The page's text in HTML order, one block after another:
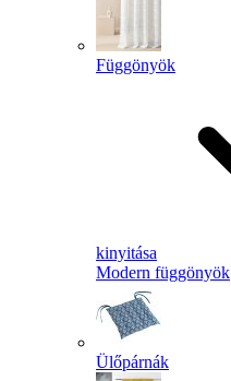
Függönyök
kinyitása
Modern függönyök
Ülőpárnák